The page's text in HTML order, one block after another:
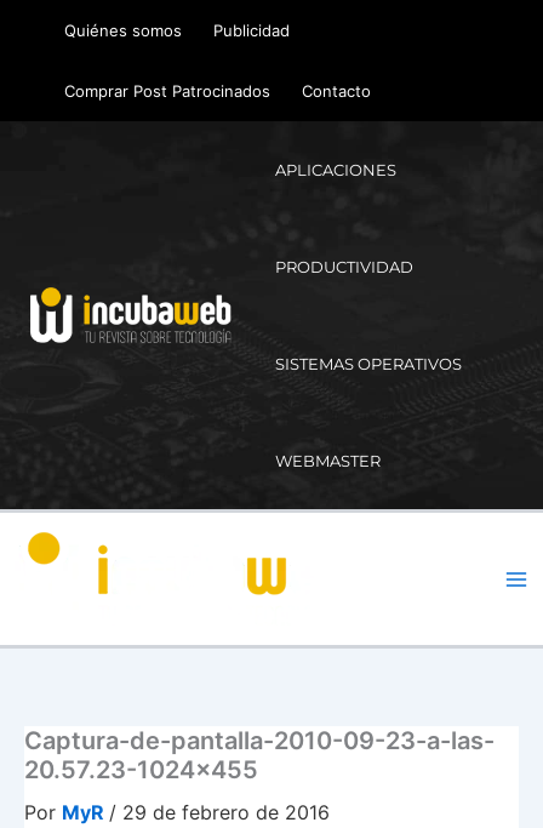
Quiénes somos Publicidad
Comprar Post Patrocinados Contacto
APLICACIONES
PRODUCTIVIDAD
SISTEMAS OPERATIVOS
WEBMASTER
Captura-de-pantalla-2010-09-23-a-las-
20.57.23-1024×455
Por MyR / 29 de febrero de 2016